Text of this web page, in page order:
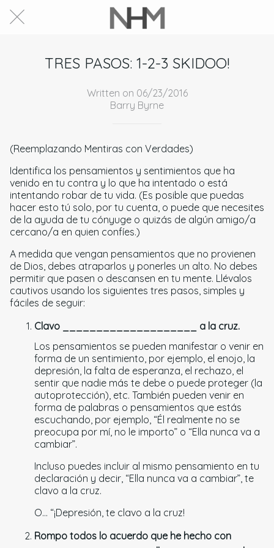
TRES PASOS: 1-2-3 SKIDOO!
Written on 06/23/2016
Barry Byrne
(Reemplazando Mentiras con Verdades)
Identifica los pensamientos y sentimientos que ha
venido en tu contra y lo que ha intentado o está
intentando robar de tu vida. (Es posible que puedas
hacer esto tú solo, por tu cuenta, o puede que necesites
de la ayuda de tu cónyuge o quizás de algún amigo/a
cercano/a en quien confíes.)
A medida que vengan pensamientos que no provienen
de Dios, debes atraparlos y ponerles un alto. No debes
permitir que pasen o descansen en tu mente. Llévalos
cautivos usando los siguientes tres pasos, simples y
fáciles de seguir:
Clavo ____________________ a la cruz.
Los pensamientos se pueden manifestar o venir en
forma de un sentimiento, por ejemplo, el enojo, la
depresión, la falta de esperanza, el rechazo, el
sentir que nadie más te debe o puede proteger (la
autoprotección), etc. También pueden venir en
forma de palabras o pensamientos que estás
escuchando, por ejemplo, “Él realmente no se
preocupa por mí, no le importo” o “Ella nunca va a
cambiar”.
Incluso puedes incluir al mismo pensamiento en tu
declaración y decir, “Ella nunca va a cambiar”, te
clavo a la cruz.
O... “¡Depresión, te clavo a la cruz!
Rompo todos lo acuerdo que he hecho con